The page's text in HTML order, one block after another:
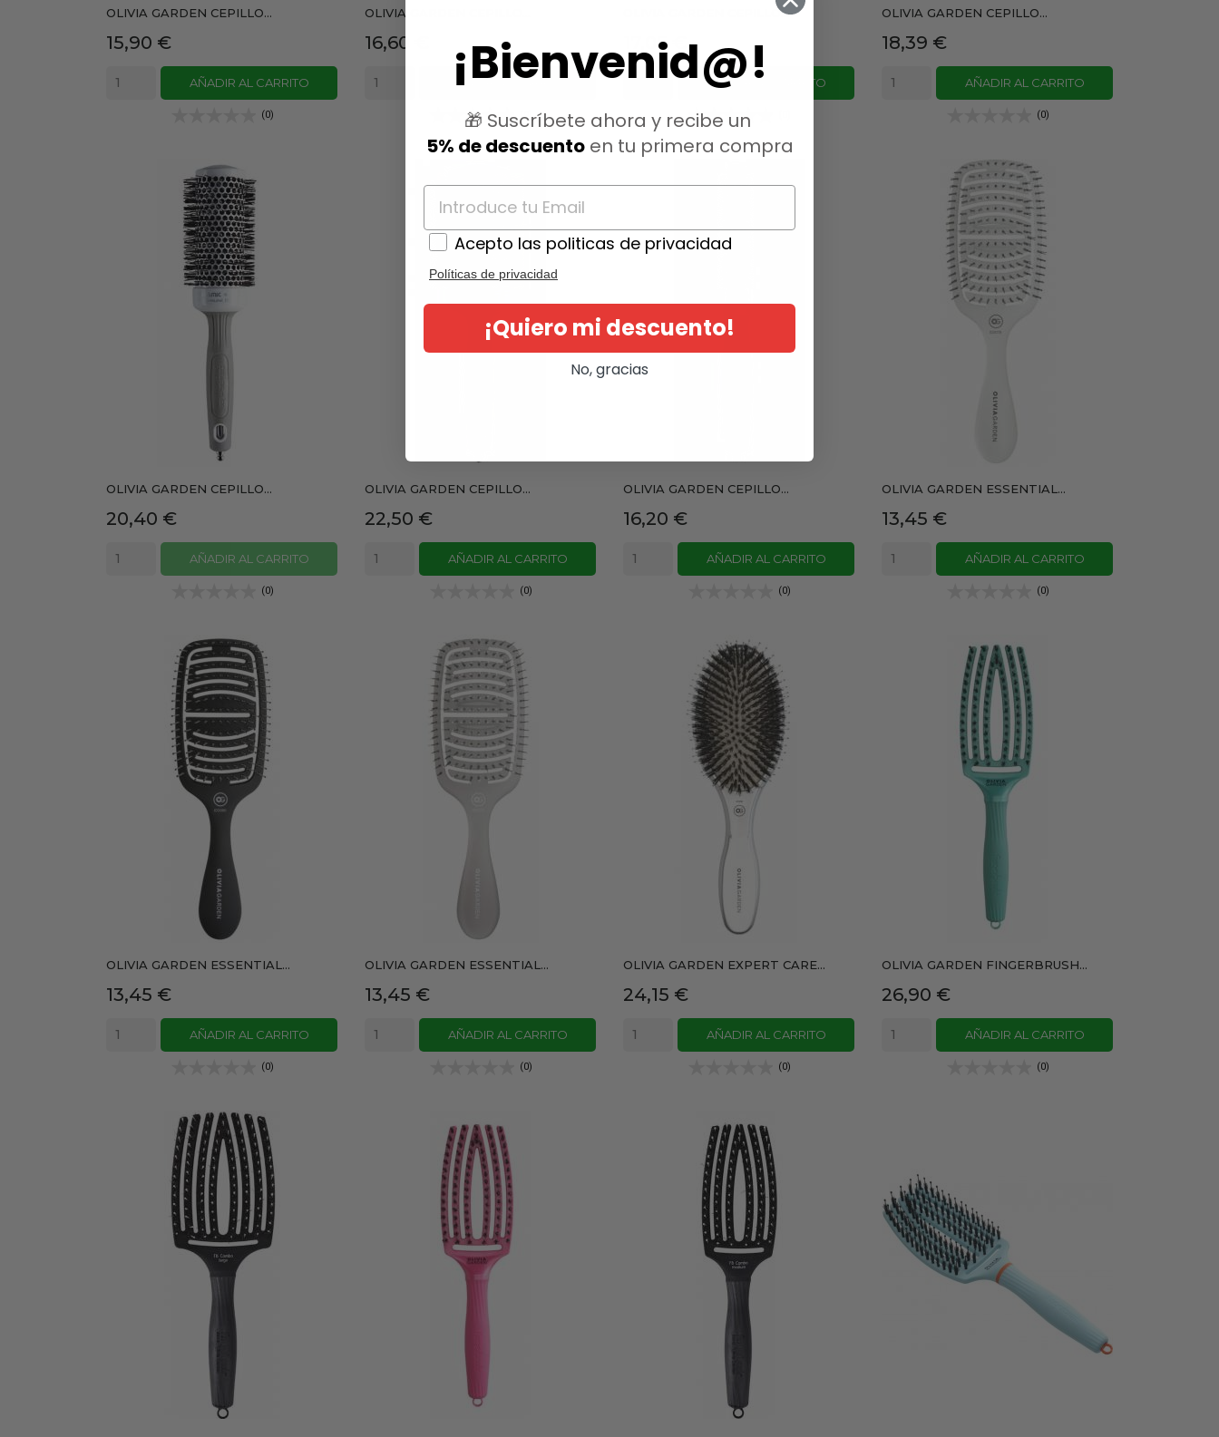
OLIVIA GARDEN CEPILLO...
Precio
15,90 €
AÑADIR AL CARRITO
(0)
OLIVIA GARDEN CEPILLO...
Precio
16,60 €
AÑADIR AL CARRITO
(0)
OLIVIA GARDEN CEPILLO...
Precio
17,05 €
AÑADIR AL CARRITO
OLIVIA GARDEN CEPILLO...
Precio
18,39 €
AÑADIR AL CARRITO
(0)
OLIVIA GARDEN CEPILLO...
Precio
20,40 €
AÑADIR AL CARRITO
(0)
OLIVIA GARDEN CEPILLO...
Precio
22,50 €
AÑADIR AL CARRITO
(0)
OLIVIA GARDEN CEPILLO...
Precio
16,20 €
AÑADIR AL CARRITO
(0)
OLIVIA GARDEN ESSENTIAL...
Precio
13,45 €
AÑADIR AL CARRITO
(0)
OLIVIA GARDEN ESSENTIAL...
Precio
13,45 €
AÑADIR AL CARRITO
(0)
OLIVIA GARDEN ESSENTIAL...
Precio
13,45 €
AÑADIR AL CARRITO
(0)
OLIVIA GARDEN EXPERT CARE...
Precio
24,15 €
AÑADIR AL CARRITO
(0)
OLIVIA GARDEN FINGERBRUSH...
Precio
26,90 €
AÑADIR AL CARRITO
(0)
¡Bienvenid@!
🎁 Suscríbete ahora y recibe un
5% de descuentoen tu primera compra
Acepto las politicas de privacidad
Políticas de privacidad
¡Quiero mi descuento!
No, gracias